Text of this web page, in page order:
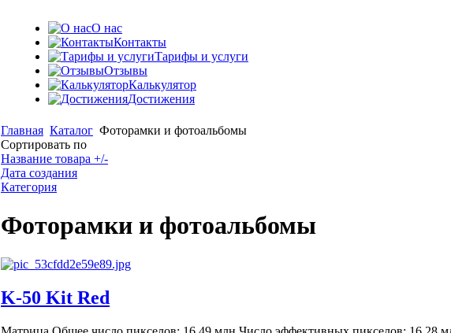
О нас
Контакты
Тарифы и услуги
Отзывы
Калькулятор
Достижения
Главная Каталог Фоторамки и фотоальбомы
Сортировать по
Название товара +/-
Дата создания
Категория
Фоторамки и фотоальбомы
K-50 Kit Red